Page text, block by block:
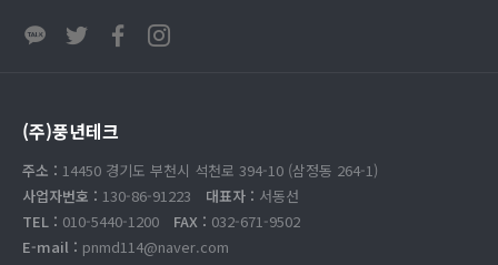
(주)풍년테크
주소 : 14450 경기도 부천시 석천로 394-10 (삼정동 264-1)
사업자번호 : 130-86-91223 대표자 : 서동선
TEL : 010-5440-1200 FAX : 032-671-9502
E-mail : pnmd114@naver.com